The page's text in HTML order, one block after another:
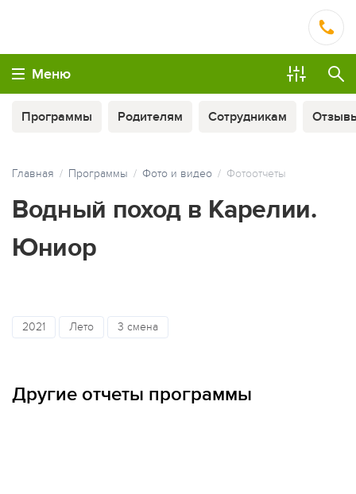
Меню
Программы Родителям Сотрудникам
Главная Программы Фото и видео Фотоотчеты
Водный поход в Карелии.
Юниор
2021 Лето 3 смена
Другие отчеты программы